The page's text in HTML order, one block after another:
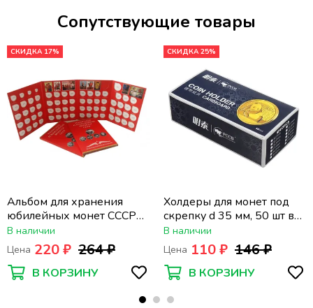
Сопутствующие товары
СКИДКА 17%
Альбом для хранения
юбилейных монет СССР
(64+4)
В наличии
Цена 220 ₽ 264 ₽
В КОРЗИНУ
СКИДКА 25%
Холдеры для монет под
скрепку d 35 мм, 50 шт в
упаковке PCCB
В наличии
Цена 110 ₽ 146 ₽
В КОРЗИНУ